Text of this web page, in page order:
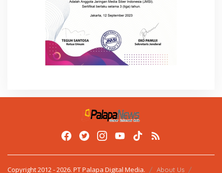
Copyright 2012 - 2026. PT Palapa Digital Media. About Us